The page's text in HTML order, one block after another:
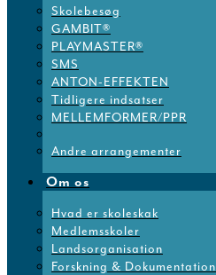
Skolebesøg
GAMBIT®
PLAYMASTER®
SMS
ANTON-EFFEKTEN
Tidligere indsatser
MELLEMFORMER/PPR
Andre arrangementer
Om os
Hvad er skoleskak
Medlemsskoler
Landsorganisation
Forskning & Dokumentation